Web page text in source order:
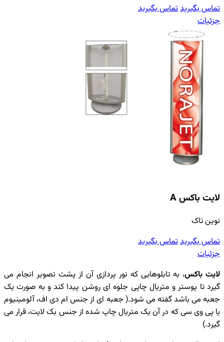
تماس بگیریدتماس بگیرید
جزئیات
لایت باکس A
نوین تاک
تماس بگیریدتماس بگیرید
جزئیات
لایت باکس، به تابلوهایی که نور پردازی آن از پشت تصویر انجام می
گیرد تا پوستر و متریال چاپی جلوه ای روشن پیدا کند و به صورت یک
جعبه می باشد گفته می شود.( جعبه ای از جنس ام دی اف، آلومینیوم
یا پی وی سی که در آن یک متریال چاپ شده از جنس بک لایت، قرار می
گیرد.)